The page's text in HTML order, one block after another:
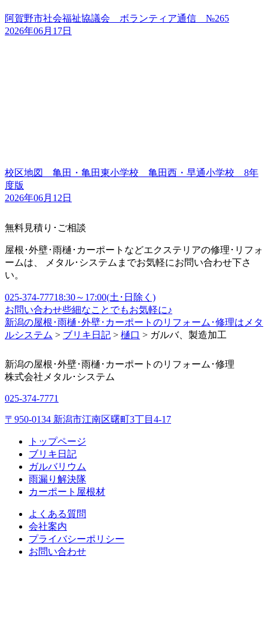
阿賀野市社会福祉協議会 ボランティア通信 №265
2026年06月17日
校区地図 亀田・亀田東小学校 亀田西・早通小学校 8年
度版
2026年06月12日
無料見積り･ご相談
屋根･外壁･雨樋･カーポートなどエクステリアの修理･リフォ
ームは、 メタル･システムまでお気軽にお問い合わせ下さ
い。
025-374-77718:30～17:00(土･日除く)
お問い合わせ些細なことでもお気軽に♪
新潟の屋根･雨樋･外壁･カーポートのリフォーム･修理はメタ
ルシステム > ブリキ日記 > 樋口 > ガルバ、製造加工
新潟の屋根･外壁･雨樋･カーポートのリフォーム･修理
株式会社 メタル･システム
025-374-7771
〒950-0134 新潟市江南区曙町3丁目4-17
トップページ
ブリキ日記
ガルバリウム
雨漏り解決隊
カーポート屋根材
よくある質問
会社案内
プライバシーポリシー
お問い合わせ